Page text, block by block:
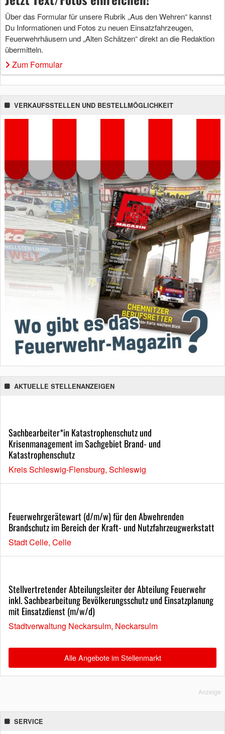
Über das Formular für unsere Rubrik „Aus den Wehren“ kannst
Du Informationen und Fotos zu neuen Einsatzfahrzeugen,
Feuerwehrhäusern und „Alten Schätzen“ direkt an die Redaktion
übermitteln.
Zum Formular
VERKAUFSSTELLEN UND BESTELLMÖGLICHKEIT
AKTUELLE STELLENANZEIGEN
Sachbearbeiter*in Katastrophenschutz und
Krisenmanagement im Sachgebiet Brand- und
Katastrophenschutz
Kreis Schleswig-Flensburg, Schleswig
Feuerwehrgerätewart (d/m/w) für den Abwehrenden
Brandschutz im Bereich der Kraft- und Nutzfahrzeugwerkstatt
Stadt Celle, Celle
Stellvertretender Abteilungsleiter der Abteilung Feuerwehr
inkl. Sachbearbeitung Bevölkerungsschutz und Einsatzplanung
mit Einsatzdienst (m/w/d)
Stadtverwaltung Neckarsulm, Neckarsulm
Alle Angebote im Stellenmarkt
Anzeige
SERVICE